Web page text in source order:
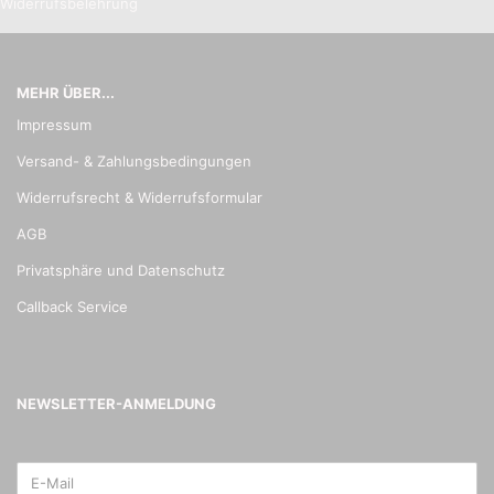
MEHR ÜBER...
Impressum
Versand- & Zahlungsbedingungen
Widerrufsrecht & Widerrufsformular
AGB
Privatsphäre und Datenschutz
Callback Service
NEWSLETTER-ANMELDUNG